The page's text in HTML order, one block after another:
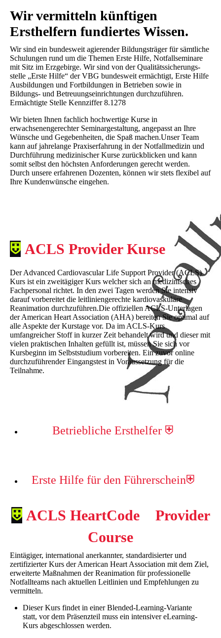
Wir vermitteln künftigen
Ersthelfern fundiertes Wissen.
Wir sind ein bundesweit agierender Bildungsträger für sämtliche
Schulungen rund um die Themen Erste Hilfe, Notfallseminare
mit Sitz im Erzgebirge. Wir sind von der Qualitätssicherungs­
stelle „Erste Hilfe“ der VBG bundesweit ermächtigt, Erste Hilfe
Ausbildungen und Fortbildungen in Betrieben sowie in
Bildungs- und Betreuungseinrichtungen durchzuführen.
Ermächtigte Stelle Kennziffer 8.1278
Wir bieten Ihnen fachlich hochwertige Kurse in
erwachsenengerechter Seminargestaltung, angepasst an Ihre
Wünsche und Gegebenheiten, die Spaß machen.Unser Team
kann auf jahrelange Praxiserfahrung in der Notfallmedizin und
Durchführung medizinischer Kurse zurückblicken und kann
somit selbst den höchsten Anforderungen gerecht werden.
Durch unsere erfahrenen Dozenten, können wir stets flexibel auf
Ihre Kundenwünsche eingehen.
⛨ ACLS Provider Kurse
Der Advanced Cardiovascular Life Support Provider (ACLS)
Kurs ist ein zweitägiger Kurs welcher sich an medizinisches
Fachpersonal richtet. In den zwei Tagen werden Sie intensiv
darauf vorbereitet die leitliniengerechte kardiovaskuläre
Reanimation durchzuführen.Die offiziellen ACLS-Unterlagen
der American Heart Association (AHA) bereiten Sie optimal auf
alle Aspekte der Kurstage vor. Da im ACLS-Kurs
umfangreicher Stoff in kurzer Zeit behandelt wird und dieser mit
vielen praktischen Inhalten gefüllt ist, müssen Sie sich vor
Kursbeginn im Selbststudium vorbereiten. Ein zuvor online
durchzuführender Eingangstest in Voraussetzung für die
Teilnahme.
Betriebliche Ersthelfer ⛨
Erste Hilfe für den Führerschein⛨
⛨ACLS HeartCode Provider
Course
Eintägiger, international anerkannter, standardisierter und
zertifizierter Kurs der American Heart Association mit dem Ziel,
erweiterte Maßnahmen der Reanimation für professionelle
Notfallteams nach aktuellen Leitlinien und Empfehlungen zu
vermitteln.
Dieser Kurs findet in einer Blended-Learning-Variante
statt, vor dem Präsenzteil muss ein intensiver eLearning-
Kurs abgeschlossen werden.